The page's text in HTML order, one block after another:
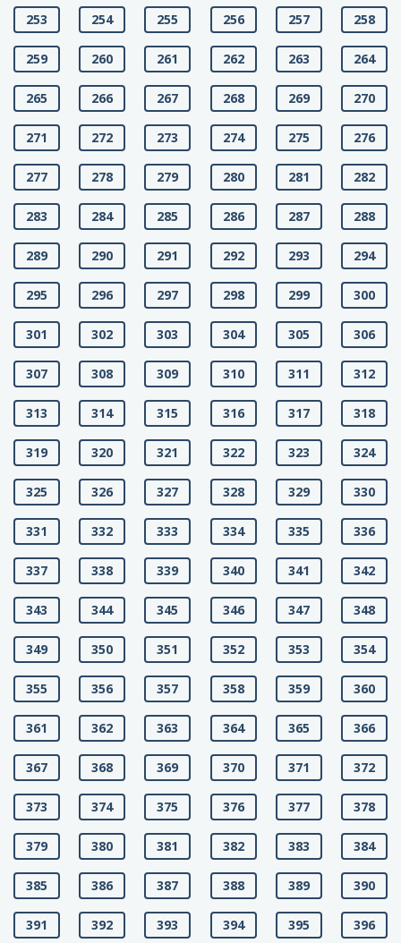
253 254 255 256 257 258
259 260 261 262 263 264
265 266 267 268 269 270
271 272 273 274 275 276
277 278 279 280 281 282
283 284 285 286 287 288
289 290 291 292 293 294
295 296 297 298 299 300
301 302 303 304 305 306
307 308 309 310 311 312
313 314 315 316 317 318
319 320 321 322 323 324
325 326 327 328 329 330
331 332 333 334 335 336
337 338 339 340 341 342
343 344 345 346 347 348
349 350 351 352 353 354
355 356 357 358 359 360
361 362 363 364 365 366
367 368 369 370 371 372
373 374 375 376 377 378
379 380 381 382 383 384
385 386 387 388 389 390
391 392 393 394 395 396